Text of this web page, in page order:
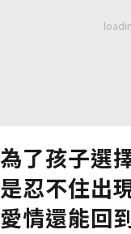
為了孩子選
是忍不住出
愛情還能回